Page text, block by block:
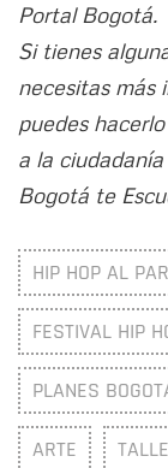
Portal Bogotá.
Si tienes
necesitas más
puedes
a la
Bogotá te
HIP HOP AL
FESTIVAL HIP
PLANES
ARTE